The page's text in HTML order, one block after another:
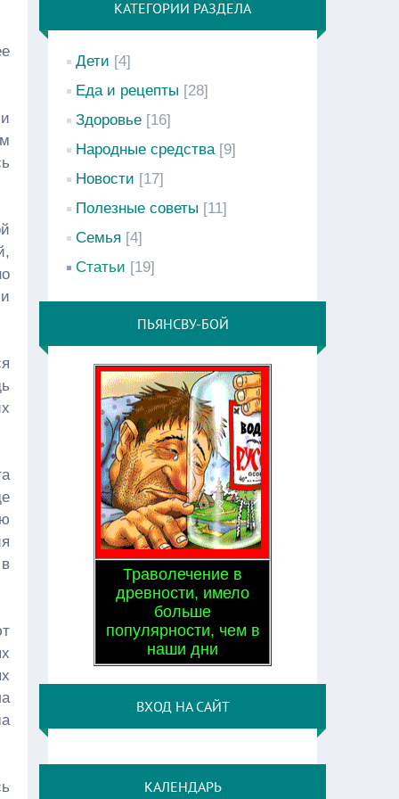
КАТЕГОРИИ РАЗДЕЛА
Дети [4]
Еда и рецепты [28]
Здоровье [16]
Народные средства [9]
Новости [17]
Полезные советы [11]
Семья [4]
Статьи [19]
ПЬЯНСВУ-БОЙ
Траволечение в
древности, имело
больше
популярности, чем в
наши дни
ВХОД НА САЙТ
КАЛЕНДАРЬ